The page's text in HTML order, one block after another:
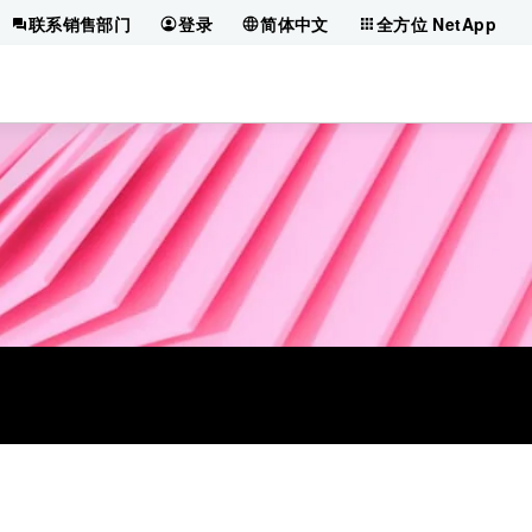
联系销售部门 登录 简体中文 全方位 NetApp